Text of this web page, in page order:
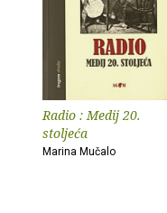
Radio : Medij 20.
stoljeća
Marina Mučalo